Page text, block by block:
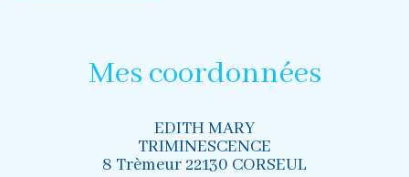
Mes coordonnées
EDITH MARY
TRIMINESCENCE
8 Trèmeur 22130 CORSEUL